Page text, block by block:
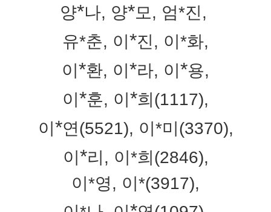
양*나, 양*모, 엄*진,
유*춘, 이 *진, 이*화,
이 *환, 이 *라, 이 *용,
이 *훈, 이 *희(1117),
이 *연(5521), 이*미(3370),
이 *리, 이*희(2846),
이*영, 이*(3917),